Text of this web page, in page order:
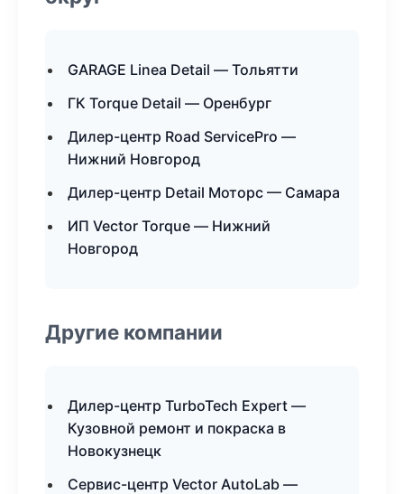
GARAGE Linea Detail — Тольятти
ГК Torque Detail — Оренбург
Дилер-центр Road ServicePro —
Нижний Новгород
Дилер-центр Detail Моторс — Самара
ИП Vector Torque — Нижний
Новгород
Другие компании
Дилер-центр TurboTech Expert —
Кузовной ремонт и покраска в
Новокузнецк
Сервис-центр Vector AutoLab —